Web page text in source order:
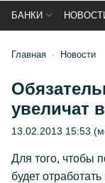
БАНКИ
Главная Новости
увеличат
13.02.2013 15:53
Для того, чтобы
будет